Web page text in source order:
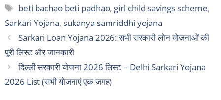
Tags
beti bachao beti padhao, girl child savings scheme,
Sarkari Yojana, sukanya samriddhi yojana
Sarkari Loan Yojana 2026: सभी सरकारी लोन योजनाओं की
पूरी लिस्ट और जानकारी
दिल्ली सरकारी योजना 2026 लिस्ट – Delhi Sarkari Yojana
2026 List (सभी योजनाएं एक जगह)